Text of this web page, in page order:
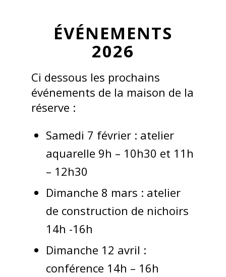
ÉVÉNEMENTS
2026
Ci dessous les prochains
événements de la maison de la
réserve :
Samedi 7 février : atelier
aquarelle 9h – 10h30 et 11h
– 12h30
Dimanche 8 mars : atelier
de construction de nichoirs
14h -16h
Dimanche 12 avril :
conférence 14h – 16h